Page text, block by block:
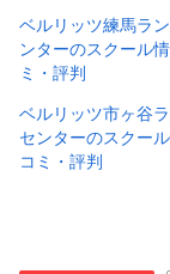
ベルリッツ練馬ラ
ンターのスクール
ミ・評判
ベルリッツ市ヶ谷
センターのスクー
コミ・評判